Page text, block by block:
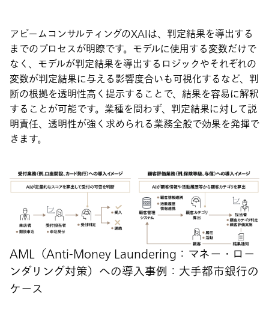
アビームコンサルティングのXAIは、判定結果を導出する
までのプロセスが明瞭です。モデルに使用する変数だけで
なく、モデルが判定結果を導出するロジックやそれぞれの
変数が判定結果に与える影響度合いも可視化するなど、判
断の根拠を透明性高く提示することで、結果を容易に解釈
することが可能です。業種を問わず、判定結果に対して説
明責任、透明性が強く求められる業務全般で効果を発揮で
きます。
AML（Anti-Money Laundering：マネー・ロー
ンダリング対策）への導入事例：大手都市銀行の
ケース